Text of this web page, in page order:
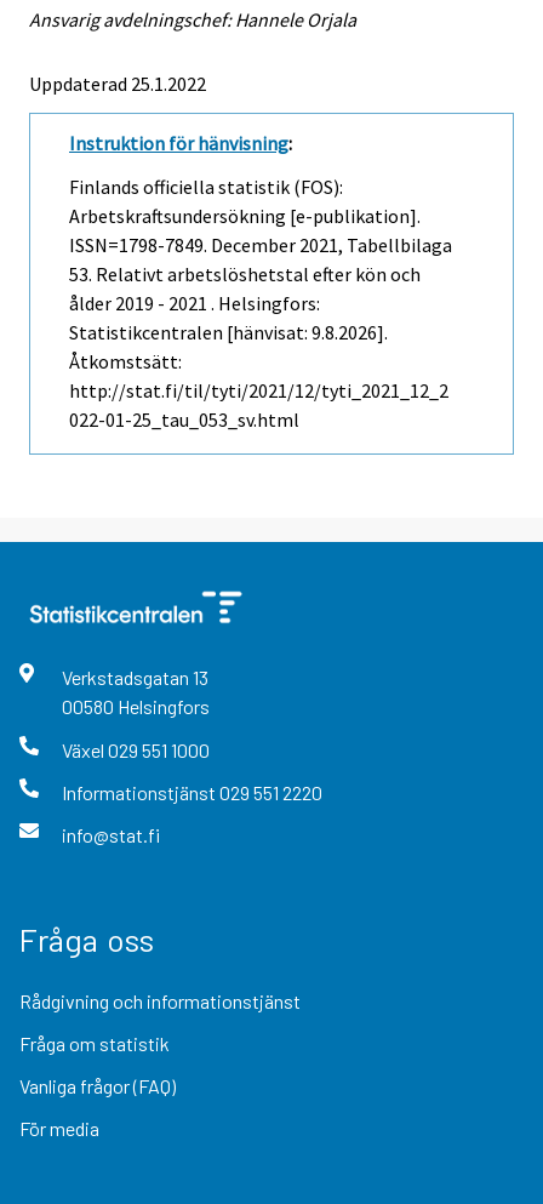
Ansvarig avdelningschef: Hannele Orjala
Uppdaterad 25.1.2022
Instruktion för hänvisning:
Finlands officiella statistik (FOS):
Arbetskraftsundersökning [e-publikation].
ISSN=1798-7849. December 2021, Tabellbilaga
53. Relativt arbetslöshetstal efter kön och
ålder 2019 - 2021 . Helsingfors:
Statistikcentralen [hänvisat: 9.8.2026].
Åtkomstsätt:
http://stat.fi/til/tyti/2021/12/tyti_2021_12_2
022-01-25_tau_053_sv.html
Verkstadsgatan 13
00580 Helsingfors
Växel 029 551 1000
Informationstjänst 029 551 2220
info@stat.fi
Fråga oss
Rådgivning och informationstjänst
Fråga om statistik
Vanliga frågor (FAQ)
För media